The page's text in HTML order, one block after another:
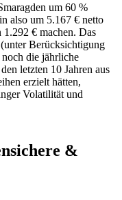
um 60 %
also um 5.167 € netto
€ machen. Das
Berücksichtigung
die jährliche
letzten 10 Jahren aus
erzielt hätten,
Volatilität und
&